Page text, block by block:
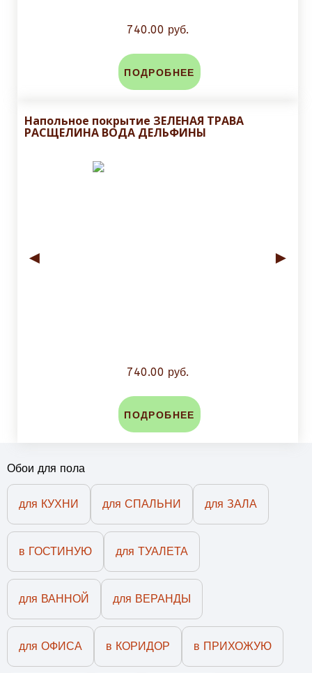
740.00 руб.
ПОДРОБНЕЕ
Напольное покрытие ЗЕЛЕНАЯ ТРАВА
РАСЩЕЛИНА ВОДА ДЕЛЬФИНЫ
◄ ►
740.00 руб.
ПОДРОБНЕЕ
Обои для пола
для КУХНИ для СПАЛЬНИ для ЗАЛА
в ГОСТИНУЮ для ТУАЛЕТА
для ВАННОЙ для ВЕРАНДЫ
для ОФИСА в КОРИДОР в ПРИХОЖУЮ